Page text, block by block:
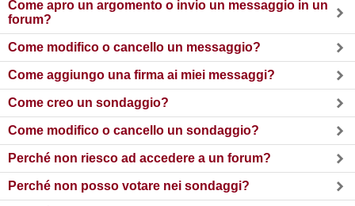
Come apro un argomento o invio un messaggio in un
forum?
Come modifico o cancello un messaggio?
Come aggiungo una firma ai miei messaggi?
Come creo un sondaggio?
Come modifico o cancello un sondaggio?
Perché non riesco ad accedere a un forum?
Perché non posso votare nei sondaggi?